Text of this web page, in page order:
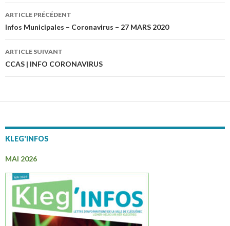
Navigation
des
articles
ARTICLE PRÉCÉDENT
Infos Municipales – Coronavirus – 27 MARS 2020
ARTICLE SUIVANT
CCAS | INFO CORONAVIRUS
KLEG'INFOS
MAI 2026